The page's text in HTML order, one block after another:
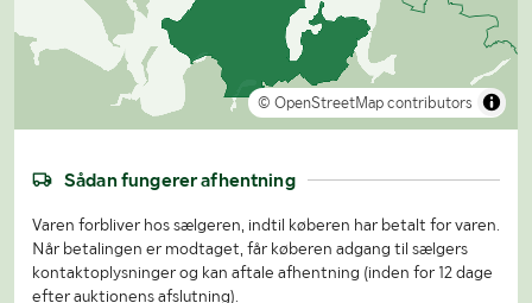
© OpenStreetMap contributors
Sådan fungerer afhentning
Varen forbliver hos sælgeren, indtil køberen har betalt for varen.
Når betalingen er modtaget, får køberen adgang til sælgers
kontaktoplysninger og kan aftale afhentning (inden for 12 dage
efter auktionens afslutning).